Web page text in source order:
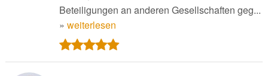
Beteiligungen an anderen Gesellschaften geg...
» weiterlesen